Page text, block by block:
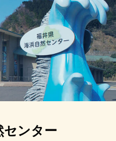
センター